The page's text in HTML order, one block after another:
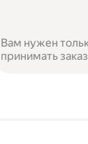
Вам нужен
принимать